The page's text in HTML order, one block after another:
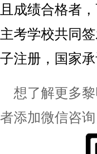
且成绩合格者
主考学校共同
子注册，国家
想了解更多
者添加微信咨